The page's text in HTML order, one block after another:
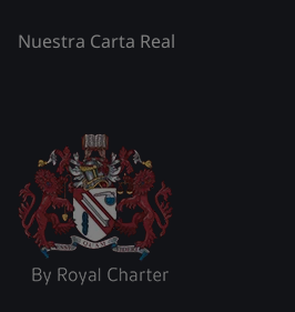
Nuestra Carta Real